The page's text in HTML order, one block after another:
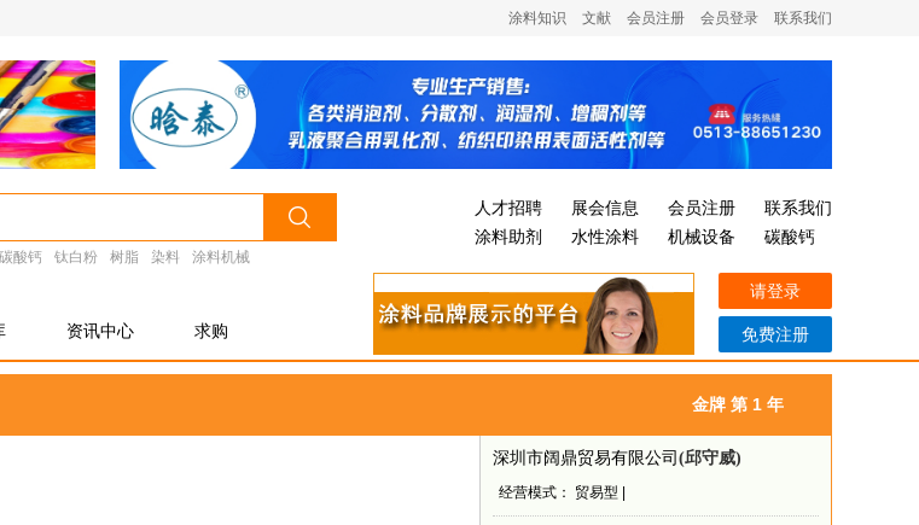
涂料知识 文献 会员注册 会员登录 联系我们
碳酸钙 钛白粉 树脂 染料 涂料机械
人才招聘 展会信息 会员注册
联系我们
涂料助剂
水性涂料 机械设备 碳酸钙
资讯中心 求购
请登录
免费注册
金牌 第 1 年
深圳市阔鼎贸易有限公司 (邱守威)
经营模式： 贸易型 |